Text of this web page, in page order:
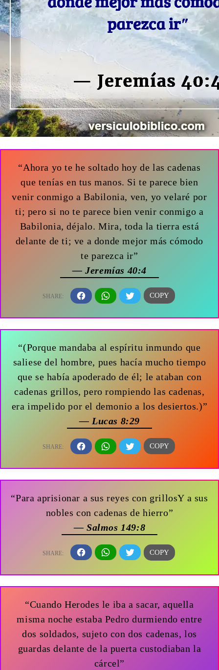
“Ahora yo te he soltado hoy de las cadenas
que tenías en tus manos. Si te parece bien
venir conmigo a Babilonia, ven, yo velaré por
ti; pero si no te parece bien venir conmigo a
Babilonia, déjalo. Mira, toda la tierra está
delante de ti; ve a donde mejor más cómodo
te parezca ir”
— Jeremías 40:4
“(Porque mandaba al espíritu inmundo que
saliese del hombre, pues hacía mucho tiempo
que se había apoderado de él; le ataban con
cadenas grillos, pero rompiendo las cadenas,
era impelido por el demonio a los desiertos.)”
— Lucas 8:29
“Para aprisionar a sus reyes con grillosY a sus
nobles con cadenas de hierro”
— Salmos 149:8
“Cuando Herodes le iba a sacar, aquella
misma noche estaba Pedro durmiendo entre
dos soldados, sujeto con dos cadenas, los
guardas delante de la puerta custodiaban la
cárcel”